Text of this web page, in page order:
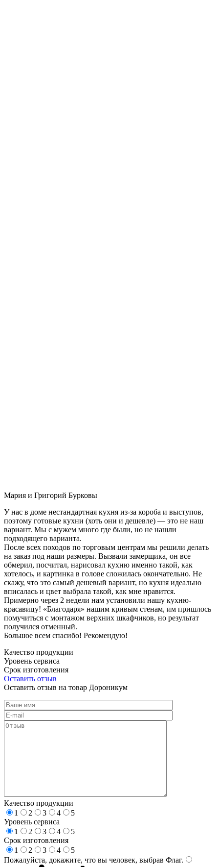
Мария и Григорий Бурковы
У нас в доме нестандартная кухня из-за короба и выступов,
поэтому готовые кухни (хоть они и дешевле) — это не наш
вариант. Мы с мужем много где были, но не нашли
подходящего варианта.
После всех походов по торговым центрам мы решили делать
на заказ под наши размеры. Вызвали замерщика, он все
обмерил, посчитал, нарисовал кухню именно такой, как
хотелось, и картинка в голове сложилась окончательно. Не
скажу, что это самый дешевый вариант, но кухня идеально
вписалась и цвет выбрала такой, как мне нравится.
Примерно через 2 недели нам установили нашу кухню-
красавицу! «Благодаря» нашим кривым стенам, им пришлось
помучиться с монтажом верхних шкафчиков, но результат
получился отменный.
Большое всем спасибо! Рекомендую!
Качество продукции
Уровень сервиса
Срок изготовления
Оставить отзыв
Оставить отзыв на товар Дороникум
Качество продукции
1
2 3 4
5
Уровень сервиса
1
2 3 4
5
Срок изготовления
1
2 3 4
5
Пожалуйста, докажите, что вы человек, выбрав Флаг.